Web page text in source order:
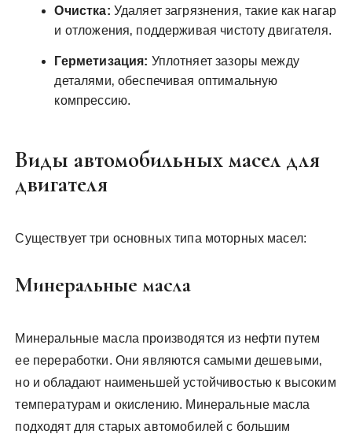
Очистка: Удаляет загрязнения‚ такие как нагар
и отложения‚ поддерживая чистоту двигателя.
Герметизация: Уплотняет зазоры между
деталями‚ обеспечивая оптимальную
компрессию.
Виды автомобильных масел для
двигателя
Существует три основных типа моторных масел:
Минеральные масла
Минеральные масла производятся из нефти путем
ее переработки. Они являются самыми дешевыми‚
но и обладают наименьшей устойчивостью к высоким
температурам и окислению. Минеральные масла
подходят для старых автомобилей с большим